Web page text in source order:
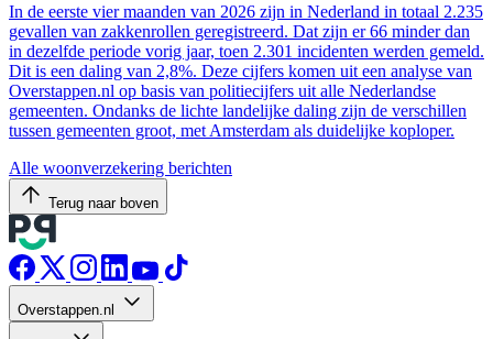
In de eerste vier maanden van 2026 zijn in Nederland in totaal 2.235
gevallen van zakkenrollen geregistreerd. Dat zijn er 66 minder dan
in dezelfde periode vorig jaar, toen 2.301 incidenten werden gemeld.
Dit is een daling van 2,8%. Deze cijfers komen uit een analyse van
Overstappen.nl op basis van politiecijfers uit alle Nederlandse
gemeenten. Ondanks de lichte landelijke daling zijn de verschillen
tussen gemeenten groot, met Amsterdam als duidelijke koploper.
Alle woonverzekering berichten
Terug naar boven
Overstappen.nl